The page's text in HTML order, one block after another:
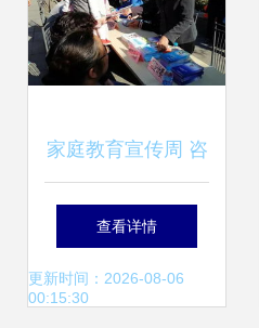
家庭教育宣传周 咨
询服务进社区，破
解家长教育难题
查看详情
更新时间：2026-08-06
00:15:30